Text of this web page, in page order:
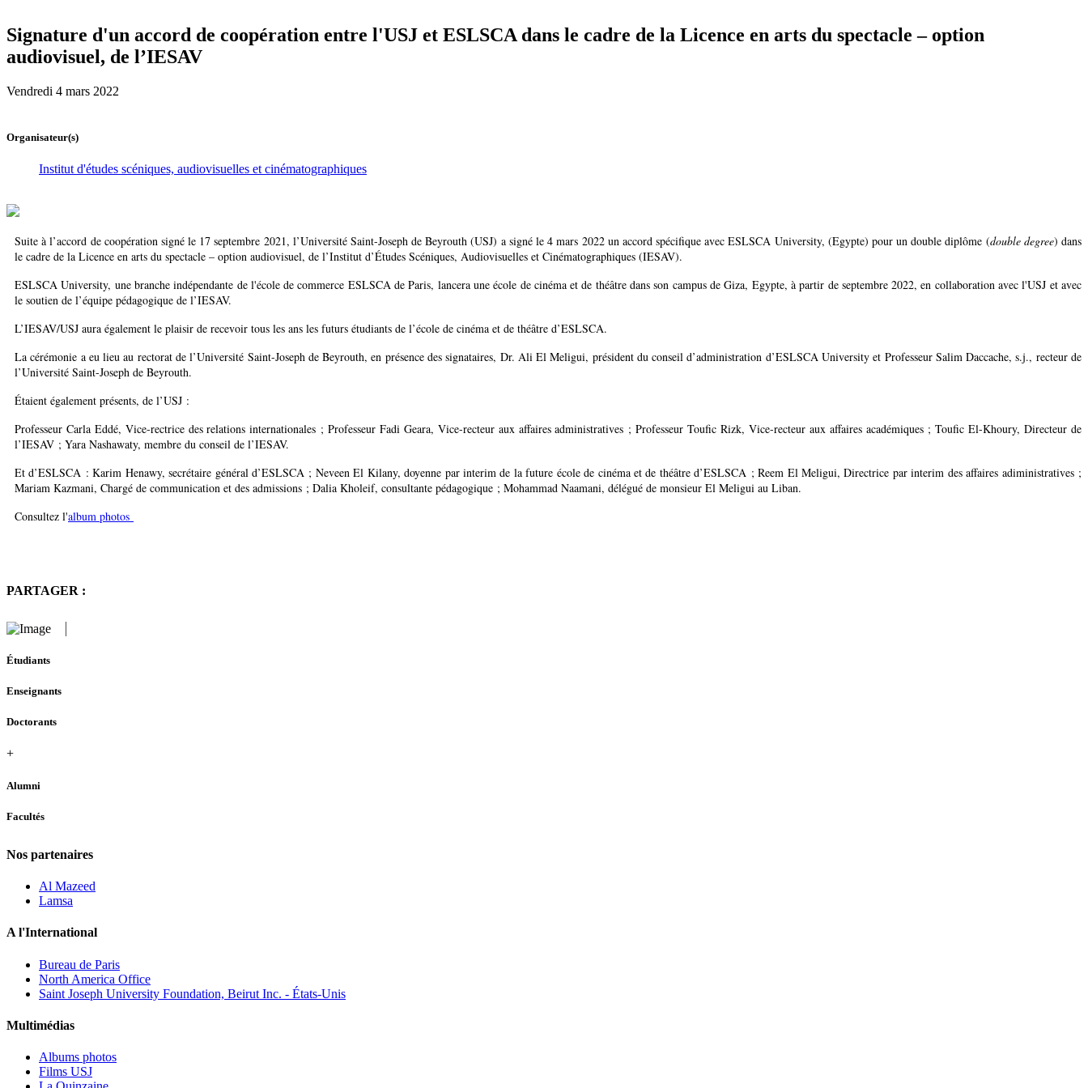
Signature d'un accord de coopération entre l'USJ et ESLSCA dans le cadre de la Licence en arts du spectacle – option
audiovisuel, de l’IESAV
Vendredi 4 mars 2022
Organisateur(s)
Institut d'études scéniques, audiovisuelles et cinématographiques
Suite à l’accord de coopération signé le 17 septembre 2021, l’Université Saint-Joseph de Beyrouth (USJ) a signé le 4 mars 2022 un accord spécifique avec ESLSCA University, (Egypte) pour un double diplôme (double degree) dans
le cadre de la Licence en arts du spectacle – option audiovisuel, de l’Institut d’Études Scéniques, Audiovisuelles et Cinématographiques (IESAV).
ESLSCA University, une branche indépendante de l'école de commerce ESLSCA de Paris, lancera une école de cinéma et de théâtre dans son campus de Giza, Egypte, à partir de septembre 2022, en collaboration avec l'USJ et avec
le soutien de l’équipe pédagogique de l’IESAV.
L’IESAV/USJ aura également le plaisir de recevoir tous les ans les futurs étudiants de l’école de cinéma et de théâtre d’ESLSCA.
La cérémonie a eu lieu au rectorat de l’Université Saint-Joseph de Beyrouth, en présence des signataires, Dr. Ali El Meligui, président du conseil d’administration d’ESLSCA University et Professeur Salim Daccache, s.j., recteur de
l’Université Saint-Joseph de Beyrouth.
Étaient également présents, de l’USJ :
Professeur Carla Eddé, Vice-rectrice des relations internationales ; Professeur Fadi Geara, Vice-recteur aux affaires administratives ; Professeur Toufic Rizk, Vice-recteur aux affaires académiques ; Toufic El-Khoury, Directeur de
l’IESAV ; Yara Nashawaty, membre du conseil de l’IESAV.
Et d’ESLSCA : Karim Henawy, secrétaire général d’ESLSCA ; Neveen El Kilany, doyenne par interim de la future école de cinéma et de théâtre d’ESLSCA ; Reem El Meligui, Directrice par interim des affaires adiministratives ;
Mariam Kazmani, Chargé de communication et des admissions ; Dalia Kholeif, consultante pédagogique ; Mohammad Naamani, délégué de monsieur El Meligui au Liban.
Consultez l'album photos
PARTAGER :
Étudiants
Enseignants
Doctorants
+
Alumni
Facultés
Nos partenaires
Al Mazeed
Lamsa
A l'International
Bureau de Paris
North America Office
Saint Joseph University Foundation, Beirut Inc. - États-Unis
Multimédias
Albums photos
Films USJ